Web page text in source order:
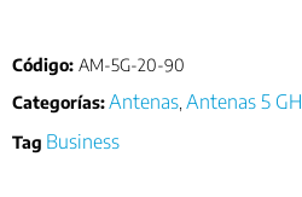
Código: AM-5G-20-90
Categorías:Antenas Antenas 5
Tag Business